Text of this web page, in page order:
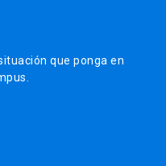
que ponga en